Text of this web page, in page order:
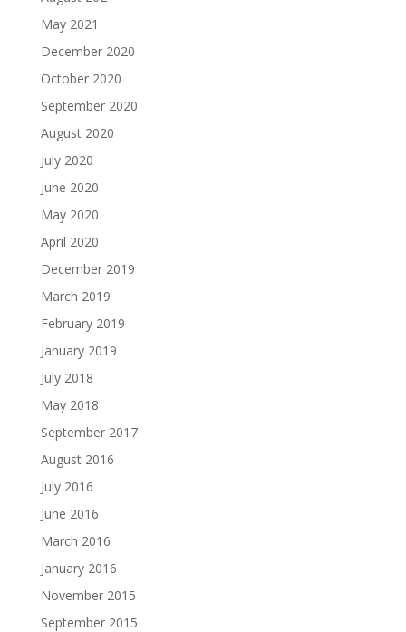
May 2021
December 2020
October 2020
September 2020
August 2020
July 2020
June 2020
May 2020
April 2020
December 2019
March 2019
February 2019
January 2019
July 2018
May 2018
September 2017
August 2016
July 2016
June 2016
March 2016
January 2016
November 2015
September 2015